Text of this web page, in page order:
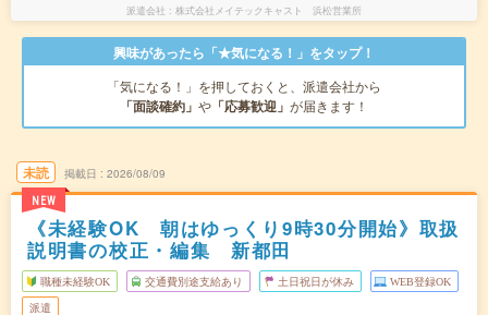
派遣会社 株式会社メイテックキャスト 浜松営業所
興味があったら「★気になる！」をタップ！
「気になる！」を押しておくと、派遣会社から
「面談確約」 や 「応募歓迎」 が届きます！
未読
NEW
掲載日 2026/08/09
《未経験OK 朝はゆっくり9時30分開始》取扱
説明書の校正・編集 新都田
職種未経験OK 交通費別途支給あり 土日祝日が休み WEB登録OK
派遣